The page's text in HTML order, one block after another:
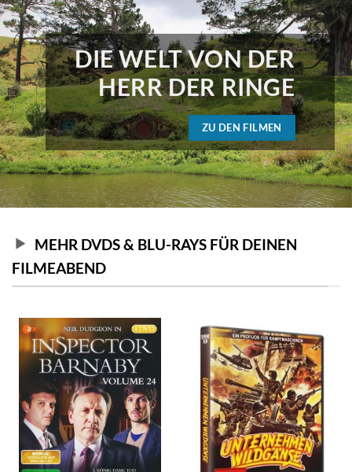
DIE WELT VON DER
HERR DER RINGE
ZU DEN FILMEN
MEHR DVDS & BLU-RAYS FÜR DEINEN
FILMEABEND